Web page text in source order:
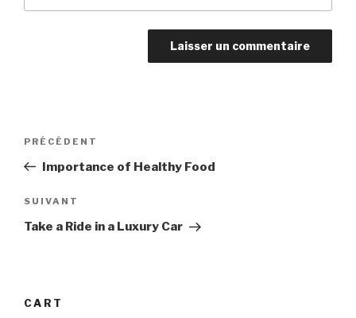
Navigation
l’article
Article
précédent
PRÉCÉDENT
Importance of Healthy Food
Article
suivant
SUIVANT
Take a Ride in a Luxury Car
CART